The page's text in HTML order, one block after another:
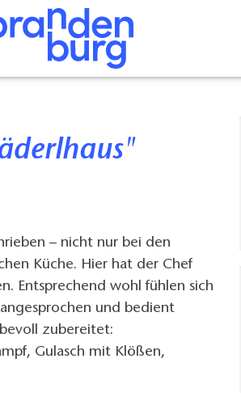
– nicht nur bei den
Küche. Hier hat der Chef
Entsprechend wohl fühlen sich
und bedient
zubereitet:
Gulasch mit Klößen,